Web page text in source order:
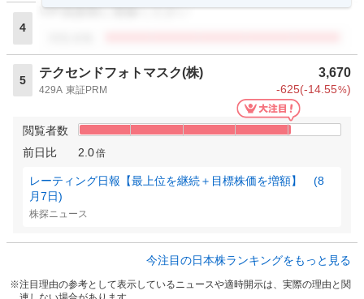
4
VIP倶楽部に登録ください
5
テクセンドフォトマスク(株) 3,670
429A 東証PRM -625(-14.55%)
閲覧者数
前日比
2.0倍
レーティング日報【最上位を継続＋目標株価を増額】 (8
月7日)
株探ニュース
今注目の日本株ランキングをもっと見る
注目理由の参考として表示しているニュースや適時開示は、実際の理由と関